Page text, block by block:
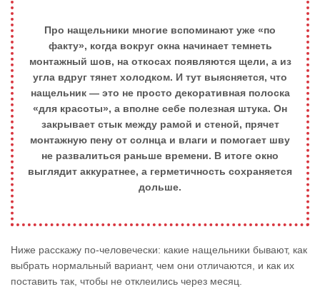
Про нащельники многие вспоминают уже «по
факту», когда вокруг окна начинает темнеть
монтажный шов, на откосах появляются щели, а из
угла вдруг тянет холодком. И тут выясняется, что
нащельник — это не просто декоративная полоска
«для красоты», а вполне себе полезная штука. Он
закрывает стык между рамой и стеной, прячет
монтажную пену от солнца и влаги и помогает шву
не развалиться раньше времени. В итоге окно
выглядит аккуратнее, а герметичность сохраняется
дольше.
Ниже расскажу по-человечески: какие нащельники бывают, как
выбрать нормальный вариант, чем они отличаются, и как их
поставить так, чтобы не отклеились через месяц.